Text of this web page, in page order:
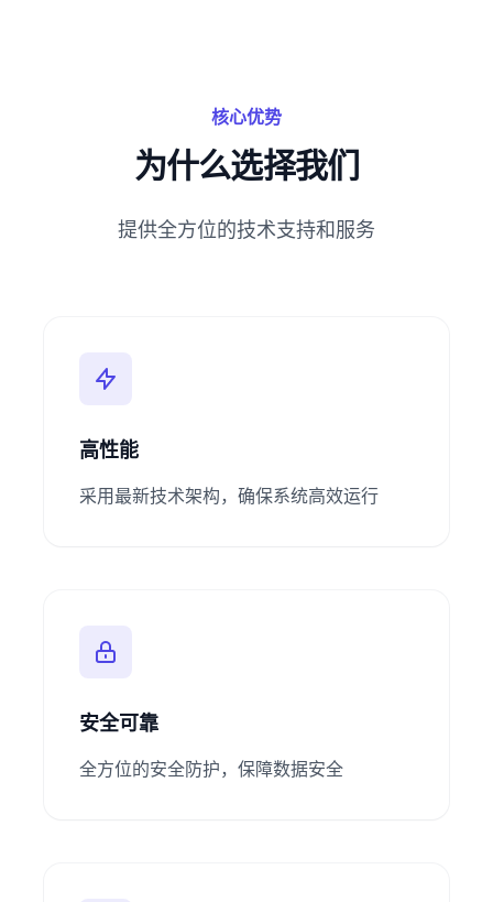
核心优势
为什么选择我们
提供全方位的技术支持和服务
高性能
采用最新技术架构，确保系统高效运行
安全可靠
全方位的安全防护，保障数据安全